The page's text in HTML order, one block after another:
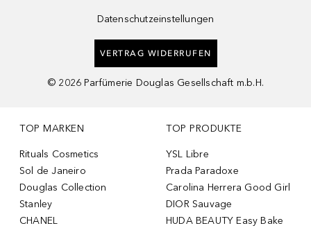
Datenschutzeinstellungen
VERTRAG WIDERRUFEN
© 2026 Parfümerie Douglas Gesellschaft m.b.H.
TOP MARKEN
Rituals Cosmetics
Sol de Janeiro
Douglas Collection
Stanley
CHANEL
TOP PRODUKTE
YSL Libre
Prada Paradoxe
Carolina Herrera Good Girl
DIOR Sauvage
HUDA BEAUTY Easy Bake